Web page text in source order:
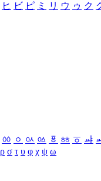
ヒ ビ ピ ミ リ ウ ゥ ク
ㆀ ㆁ ㆂ ㆃ ㆄ ㆅ ㆆ ㆇ
ρ σ τ υ φ χ ψ ω